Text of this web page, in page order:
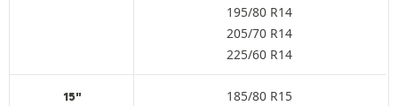
195/80 R14
205/70 R14
225/60 R14
15"
185/80 R15